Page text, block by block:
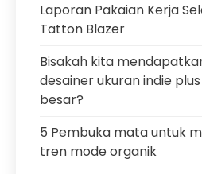
Laporan Pakaian Kerja
Tatton Blazer
Bisakah kita
desainer ukuran indie
besar?
5 Pembuka mata untuk
tren mode organik